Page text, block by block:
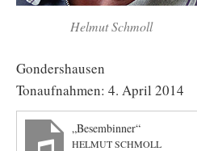
Helmut Schmoll
Gondershausen
Tonaufnahmen: 4. April 2014
„Besembinner“
HELMUT SCHMOLL